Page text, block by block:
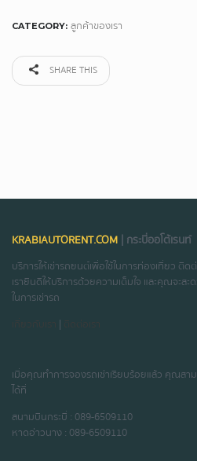
CATEGORY: ลูกค้าของเรา
SHARE THIS
KRABIAUTORENT.COM | กระบี่ออโต้เรนท์
บริการให้เช่ารถยนต์เพื่อใช้ในการท่องเที่ยว ติ
เรายินดีให้บริการด้วยความเต็มใจ และคุณจะส
ในการเช่ารถ
|
เมื่อคุณทำการจองรถเช่าเรียบร้อยแล้ว คุณสา
ได้ที่
สนามบินกระบี่ : 089-6509110
หาดอ่าวนาง : 089-6509110